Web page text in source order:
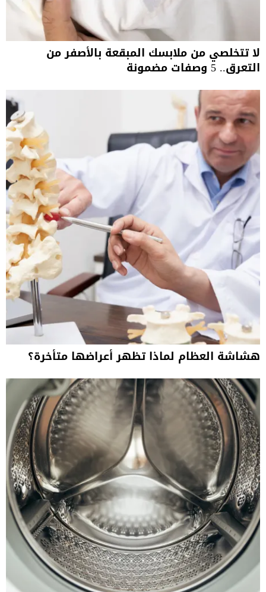
لا تتخلصي من ملابسك المبقعة بالأصفر من
التعرق.. 5 وصفات مضمونة
هشاشة العظام لماذا تظهر أعراضها متأخرة؟